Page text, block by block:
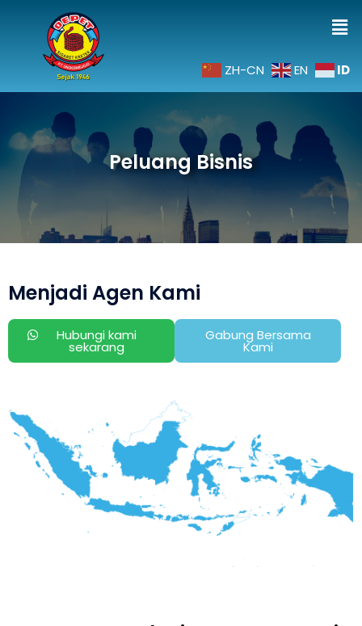
ZH-CN EN ID
Peluang Bisnis
Menjadi Agen Kami
Hubungi kami
sekarang
Gabung Bersama
Kami